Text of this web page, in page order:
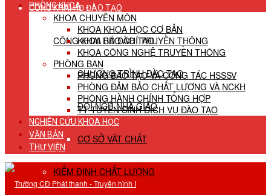
CÔNG KHAI HĐ ĐÀO TẠO
CÔNG KHAI HĐ ĐÀO TẠO
CHƯƠNG TRÌNH ĐÀO TẠO
ĐỘI NGŨ NHÀ GIÁO
CƠ SỞ VẬT CHẤT
KIỂM ĐỊNH CHẤT LƯỢNG
PHÒNG KHOA
KHOA CHUYÊN MÔN
KHOA KHOA HỌC CƠ BẢN
KHOA BÁO CHÍ TRUYỀN THÔNG
KHOA CÔNG NGHỆ TRUYỀN THÔNG
PHÒNG BAN
PHÒNG ĐÀO TẠO VÀ CÔNG TÁC HSSSV
PHÒNG ĐẢM BẢO CHẤT LƯỢNG VÀ NCKH
PHÒNG HÀNH CHÍNH TỔNG HỢP
TT TUYỂN SINH DỊCH VỤ ĐÀO TẠO
NGHIÊN CỨU KHOA HỌC
VĂN BẢN
THƯ VIỆN